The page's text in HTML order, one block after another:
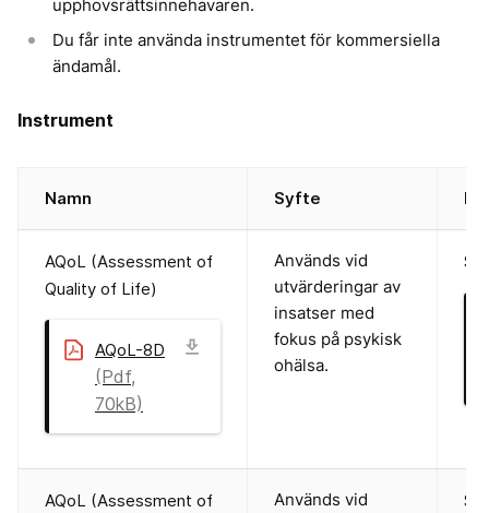
upphovsrättsinnehavaren.
Du får inte använda instrumentet för kommersiella
ändamål.
Instrument
Namn Syfte
AQoL (Assessment of
Quality of Life)
AQoL-8D
(Pdf,
70kB)
download
Används vid
utvärderingar av
insatser med
fokus på psykisk
ohälsa.
AQoL (Assessment of
Används vid